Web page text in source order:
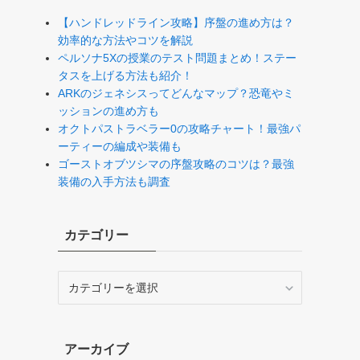
【ハンドレッドライン攻略】序盤の進め方は？
効率的な方法やコツを解説
ペルソナ5Xの授業のテスト問題まとめ！ステー
タスを上げる方法も紹介！
ARKのジェネシスってどんなマップ？恐竜やミ
ッションの進め方も
オクトパストラベラー0の攻略チャート！最強パ
ーティーの編成や装備も
ゴーストオブツシマの序盤攻略のコツは？最強
装備の入手方法も調査
カテゴリー
ーアーカイブ